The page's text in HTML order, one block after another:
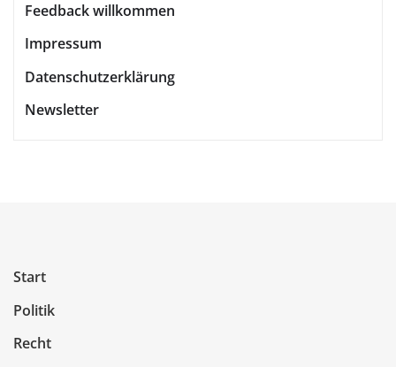
Feedback willkommen
Impressum
Datenschutzerklärung
Newsletter
Start
Politik
Recht